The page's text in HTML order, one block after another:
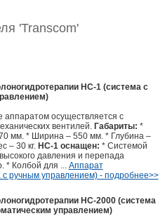
'Transcom'
HC-1 (система с
аппаратом осуществляется с
вентилей. Габариты: *
мм. * Ширина – 550 мм. * Глубина –
– 30 кг. НС-1 оснащен: * Системой
давления и перепада
* Колбой для ... Аппарат
ручным управлением) - подробнее>>
HC-2000 (система
управлением)